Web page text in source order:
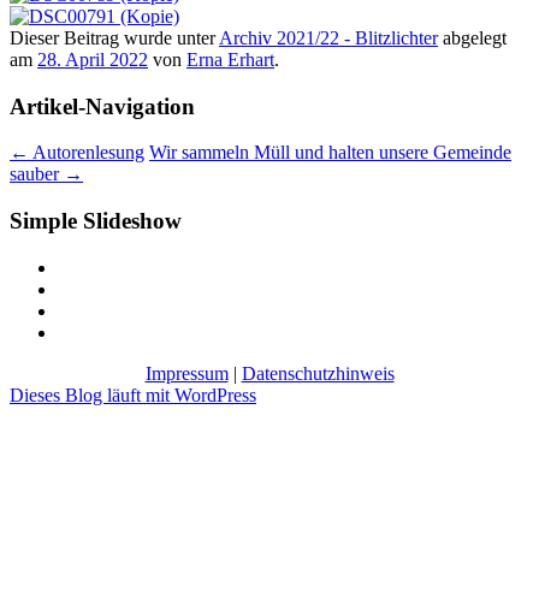
Dieser Beitrag wurde unterArchiv 2021/22 - Blitzlichterabgelegt
am 28. April 2022 von Erna Erhart.
Artikel-Navigation
← Autorenlesung Wir sammeln Müll und halten unsere Gemeinde
sauber →
Simple Slideshow
Impressum| Datenschutzhinweis
Dieses Blog läuft mit WordPress